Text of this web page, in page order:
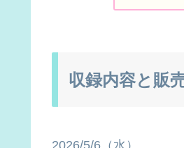
収録内容と販
2026/5/6（水）